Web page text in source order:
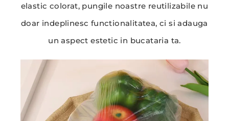
elastic colorat, pungile noastre reutilizabile nu
doar indeplinesc functionalitatea, ci si adauga
un aspect estetic in bucataria ta.